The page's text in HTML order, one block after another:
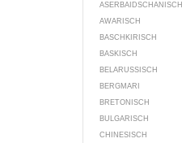
ASERBAIDSCHANISCH
AWARISCH
BASCHKIRISCH
BASKISCH
BELARUSSISCH
BERGMARI
BRETONISCH
BULGARISCH
CHINESISCH